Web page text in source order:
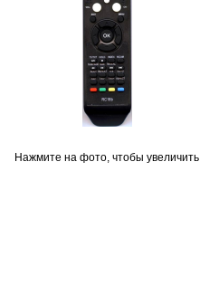
Нажмите на фото, чтобы увеличить